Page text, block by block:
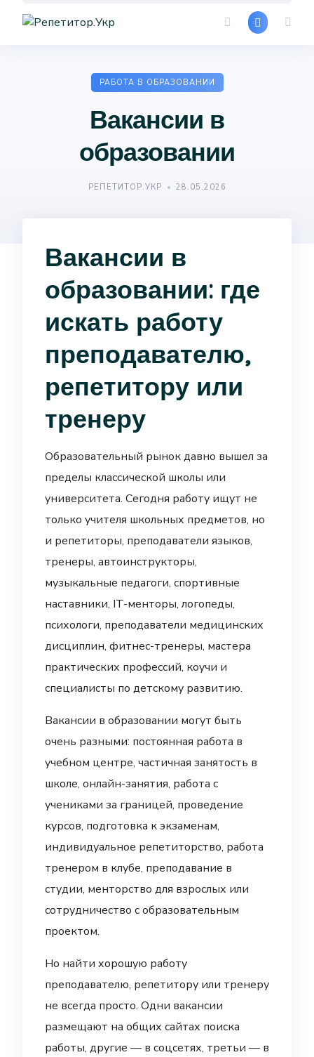
РАБОТА В ОБРАЗОВАНИИ
Вакансии в
образовании
РЕПЕТИТОР.УКР 28.05.2026
Вакансии в
образовании: где
искать работу
преподавателю,
репетитору или
тренеру
Образовательный рынок давно вышел за
пределы классической школы или
университета. Сегодня работу ищут не
только учителя школьных предметов, но
и репетиторы, преподаватели языков,
тренеры, автоинструкторы,
музыкальные педагоги, спортивные
наставники, IT-менторы, логопеды,
психологи, преподаватели медицинских
дисциплин, фитнес-тренеры, мастера
практических профессий, коучи и
специалисты по детскому развитию.
Вакансии в образовании могут быть
очень разными: постоянная работа в
учебном центре, частичная занятость в
школе, онлайн-занятия, работа с
учениками за границей, проведение
курсов, подготовка к экзаменам,
индивидуальное репетиторство, работа
тренером в клубе, преподавание в
студии, менторство для взрослых или
сотрудничество с образовательным
проектом.
Но найти хорошую работу
преподавателю, репетитору или тренеру
не всегда просто. Одни вакансии
размещают на общих сайтах поиска
работы, другие — в соцсетях, третьи — в